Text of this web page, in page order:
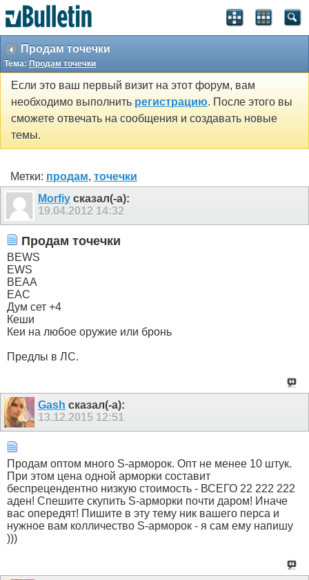
Продам точечки
Тема: Продам точечки
Если это ваш первый визит на этот форум, вам
необходимо выполнить регистрацию. После этого вы
сможете отвечать на сообщения и создавать новые
темы.
Метки: продам, точечки
Morfiy сказал(-а):
19.04.2012 14:32
Продам точечки
BEWS
EWS
BEAA
EAC
Дум сет +4
Кеши
Кеи на любое оружие или бронь
Предлы в ЛС.
Gash сказал(-а):
13.12.2015 12:51
Продам оптом много S-арморок. Опт не менее 10 штук.
При этом цена одной арморки составит
беспрецендентно низкую стоимость - ВСЕГО 22 222 222
аден! Спешите скупить S-арморки почти даром! Иначе
вас опередят! Пишите в эту тему ник вашего перса и
нужное вам колличество S-арморок - я сам ему напишу
)))